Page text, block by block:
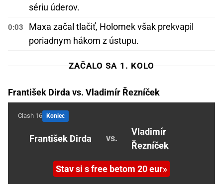
sériu úderov.
0:03
Maxa začal tlačiť, Holomek však prekvapil
poriadnym hákom z ústupu.
ZAČALO SA 1. KOLO
František Dirda vs. Vladimír Řezníček
Clash 16 Koniec
František Dirda vs.
Vladimír
Řezníček
Stav si s free betom 20 eur